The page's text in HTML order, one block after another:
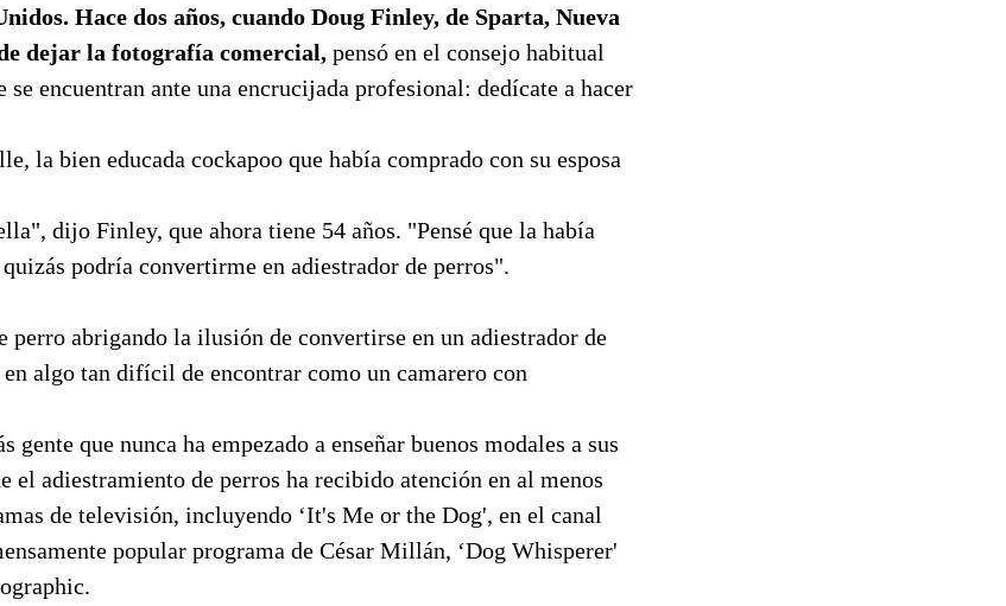
Hace dos años, cuando Doug Finley, de Sparta, Nueva
dejar la fotografía comercial, pensó en el consejo habitual
se encuentran ante una encrucijada profesional: dedícate a hacer
la bien educada cockapoo que había comprado con su esposa
dijo Finley, que ahora tiene 54 años. "Pensé que la había
podría convertirme en adiestrador de perros".
perro abrigando la ilusión de convertirse en un adiestrador de
algo tan difícil de encontrar como un camarero con
gente que nunca ha empezado a enseñar buenos modales a sus
el adiestramiento de perros ha recibido atención en al menos
de televisión, incluyendo ‘It's Me or the Dog', en el canal
popular programa de César Millán, ‘Dog Whisperer'